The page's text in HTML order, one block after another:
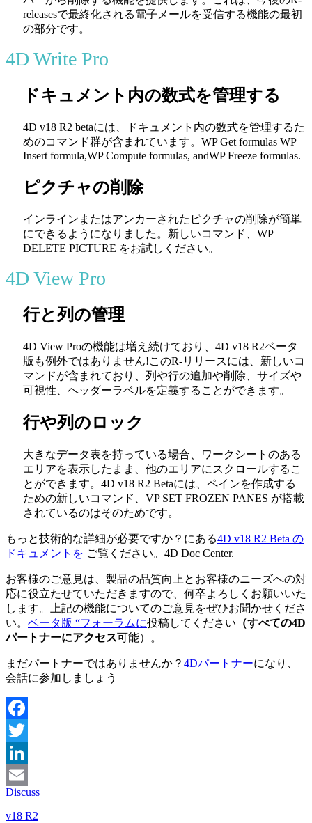
releasesで最終化される電子メールを受信する機能の最初
の部分です。
4D Write Pro
ドキュメント内の数式を管理する
4D v18 R2 betaには、ドキュメント内の数式を管理するた
めのコマンド群が含まれています。 WP Get formulas WP
Insert formula,WP Compute formulas, andWP Freeze formulas.
ピクチャの削除
インラインまたはアンカーされたピクチャの削除が簡単
にできるようになりました。新しいコマンド、 WP
DELETE PICTURE をお試しください。
4D View Pro
行と列の管理
4D View Proの機能は増え続けており、4D v18 R2ベータ
版も例外ではありません!このR-リリースには、新しいコ
マンドが含まれており、列や行の追加や削除、サイズや
可視性、ヘッダーラベルを定義することができます。
行や列のロック
大きなデータ表を持っている場合、ワークシートのある
エリアを表示したまま、他のエリアにスクロールするこ
とができます。4D v18 R2 Betaには、ペインを作成する
ための新しいコマンド、 VP SET FROZEN PANES が搭載
されているのはそのためです。
もっと技術的な詳細が必要ですか？にある4D v18 R2 Beta の
ドキュメントを ご覧ください。 4D Doc Center.
お客様のご意見は、製品の品質向上とお客様のニーズへの対
応に役立たせていただきますので、何卒よろしくお願いいた
します。上記の機能についてのご意見をぜひお聞かせくださ
い。 ベータ版 “フォーラムに投稿してください （すべての4D
パートナーにアクセス可能）。
まだパートナーではありませんか？ 4Dパートナーになり、
会話に参加しましょう
Facebook
Twitter
LinkedIn
Email
Discuss
v18 R2